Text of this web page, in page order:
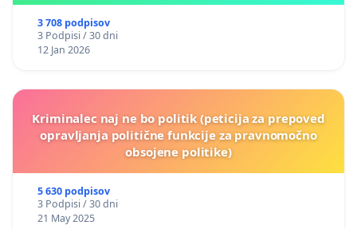
3 708 podpisov
3 Podpisi / 30 dni
12 Jan 2026
Kriminalec naj ne bo politik (peticija za prepoved
opravljanja politične funkcije za pravnomočno
obsojene politike)
5 630 podpisov
3 Podpisi / 30 dni
21 May 2025